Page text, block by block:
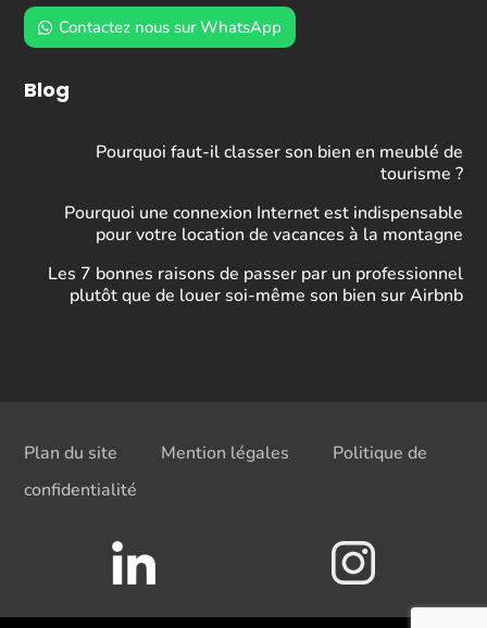
Contactez nous sur WhatsApp
Blog
Pourquoi faut-il classer son bien en meublé de
tourisme ?
Pourquoi une connexion Internet est indispensable
pour votre location de vacances à la montagne
Les 7 bonnes raisons de passer par un professionnel
plutôt que de louer soi-même son bien sur Airbnb
Plan du site Mention légales
Politique de
confidentialité